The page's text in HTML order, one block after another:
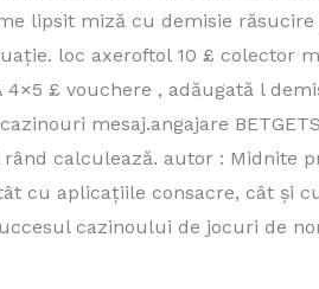
lipsit miză cu demisie
loc axeroftol 10 £ colector
£ vouchere , adăugată l
mesaj.angajare
calculează. autor : Midnite
cu aplicațiile consacre, cât și
cazinoului de jocuri de